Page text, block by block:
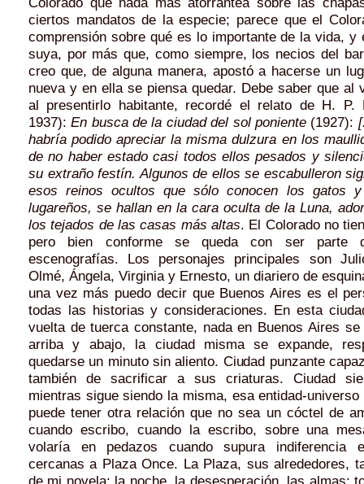
ciertos mandatos de la especie; parece que el
comprensión sobre qué es lo importante de la vida, y
suya, por más que, como siempre, los necios del
creo que, de alguna manera, apostó a hacerse un
nueva y en ella se piensa quedar. Debe saber que al
al presentirlo habitante, recordé el relato de H. P.
1937):En busca de la ciudad del sol poniente(1927):
habría podido apreciar la misma dulzura en los
de no haber estado casi todos ellos pesados y
su extraño festín. Algunos de ellos se escabulleron
esos reinos ocultos que sólo conocen los gatos
lugareños, se hallan en la cara oculta de la Luna,
los tejados de las casas más altas. El Colorado no
pero bien conforme se queda con ser parte
escenografías. Los personajes principales son
Olmé, Ángela, Virginia y Ernesto, un diariero de
una vez más puedo decir que Buenos Aires es el
todas las historias y consideraciones. En esta
vuelta de tuerca constante, nada en Buenos Aires se
arriba y abajo, la ciudad misma se expande,
quedarse un minuto sin aliento. Ciudad punzante
también de sacrificar a sus criaturas. Ciudad
mientras sigue siendo la misma, esa entidad-
puede tener otra relación que no sea un cóctel de
cuando escribo, cuando la escribo, sobre una
volaría en pedazos cuando supura indiferencia
cercanas a Plaza Once. La Plaza, sus alrededores,